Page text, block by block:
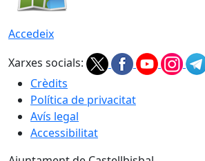
Accedeix
Xarxes socials:
Crèdits
Política de privacitat
Avís legal
Accessibilitat